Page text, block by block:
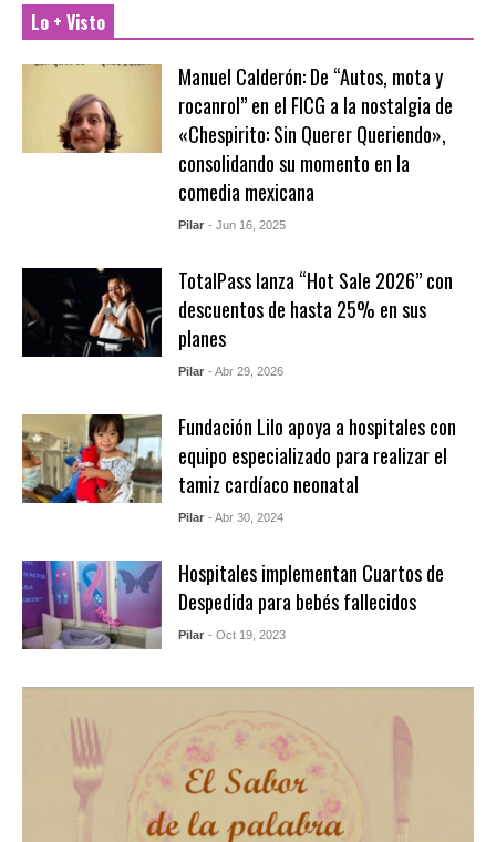
Lo + Visto
Manuel Calderón: De “Autos, mota y
rocanrol” en el FICG a la nostalgia de
«Chespirito: Sin Querer Queriendo»,
consolidando su momento en la
comedia mexicana
Pilar - Jun 16, 2025
TotalPass lanza “Hot Sale 2026” con
descuentos de hasta 25% en sus
planes
Pilar - Abr 29, 2026
Fundación Lilo apoya a hospitales con
equipo especializado para realizar el
tamiz cardíaco neonatal
Pilar - Abr 30, 2024
Hospitales implementan Cuartos de
Despedida para bebés fallecidos
Pilar - Oct 19, 2023